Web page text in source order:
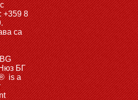
+359 8
са
БГ
is a